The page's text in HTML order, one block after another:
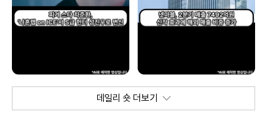
데일리 숏 더보기